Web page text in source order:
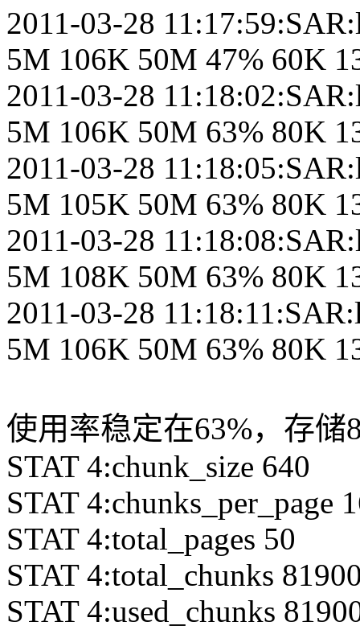
2011-03-28
5M 106K 50M 47% 60K
2011-03-28
5M 106K 50M 63% 80K
2011-03-28
5M 105K 50M 63% 80K
2011-03-28
5M 108K 50M 63% 80K
2011-03-28
5M 106K 50M 63% 80K
使用率稳定在63%，存储
STAT 4:chunk_size 640
STAT 4:chunks_per_page
STAT 4:total_pages 50
STAT 4:total_chunks
STAT 4:used_chunks